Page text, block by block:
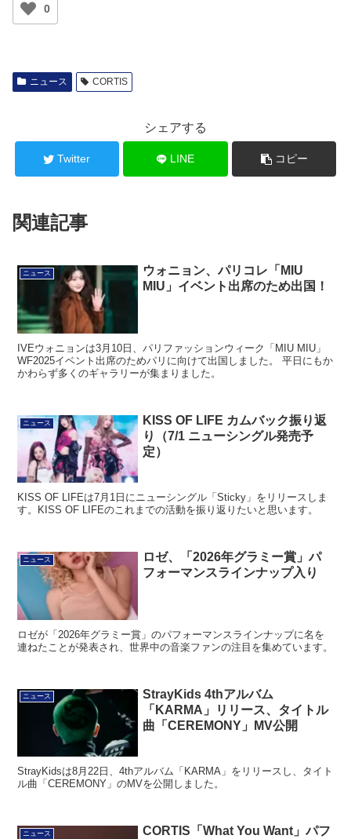
0
ニュース CORTIS
シェアする
Twitter LINE コピー
関連記事
ニュース
ウォニョン、パリコレ「MIU
MIU」イベント出席のため出国！
IVEウォニョンは3月10日、パリファッションウィーク「MIU MIU」
WF2025イベント出席のためパリに向けて出国しました。 平日にもか
かわらず多くのギャラリーが集まりました。
ニュース
KISS OF LIFE カムバック振り返
り（7/1 ニューシングル発売予
定）
KISS OF LIFEは7月1日にニューシングル「Sticky」をリリースしま
す。KISS OF LIFEのこれまでの活動を振り返りたいと思います。
ニュース
ロゼ、「2026年グラミー賞」パ
フォーマンスラインナップ入り
ロゼが「2026年グラミー賞」のパフォーマンスラインナップに名を
連ねたことが発表され、世界中の音楽ファンの注目を集めています。
ニュース
StrayKids 4thアルバム
「KARMA」リリース、タイトル
曲「CEREMONY」MV公開
StrayKidsは8月22日、4thアルバム「KARMA」をリリースし、タイト
ル曲「CEREMONY」のMVを公開しました。
ニュース
CORTIS「What You Want」パフ